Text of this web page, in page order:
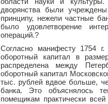
дворянства были
принципу, нежели частные
было удовлетворение
операций.?
Согласно манифесту 1754
оборотный капитал в
распределена между
оборотный капитал
тыс. рублей вдвое больше,
банка. Это объяснялось
помещикам практически